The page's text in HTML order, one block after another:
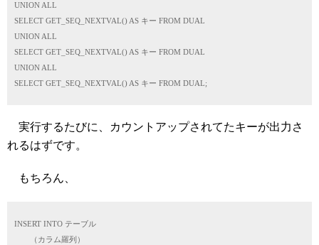
UNION ALL
SELECT GET_SEQ_NEXTVAL() AS キー FROM DUAL
UNION ALL
SELECT GET_SEQ_NEXTVAL() AS キー FROM DUAL
UNION ALL
SELECT GET_SEQ_NEXTVAL() AS キー FROM DUAL;
実行するたびに、カウントアップされてたキーが出力さ
れるはずです。
もちろん、
INSERT INTO テーブル
（カラム羅列）